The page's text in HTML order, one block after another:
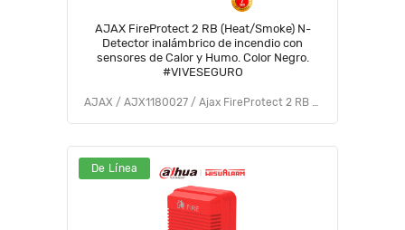
AJAX FireProtect 2 RB (Heat/Smoke) N-
Detector inalámbrico de incendio con
sensores de Calor y Humo. Color Negro.
#VIVESEGURO
AJAX / AJX1180027 / Ajax FireProtect 2 RB (Heat/Smoke) (9NA)
De Línea